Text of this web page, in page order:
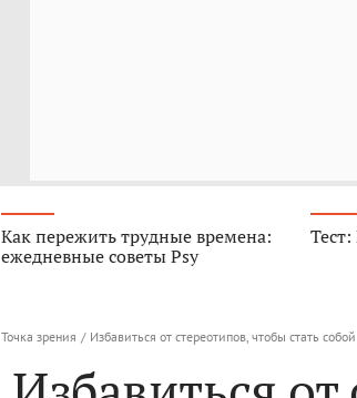
Как пережить трудные времена:
ежедневные советы Psy
Точка зрения / Избавиться от стереотипов, чтобы стать собой